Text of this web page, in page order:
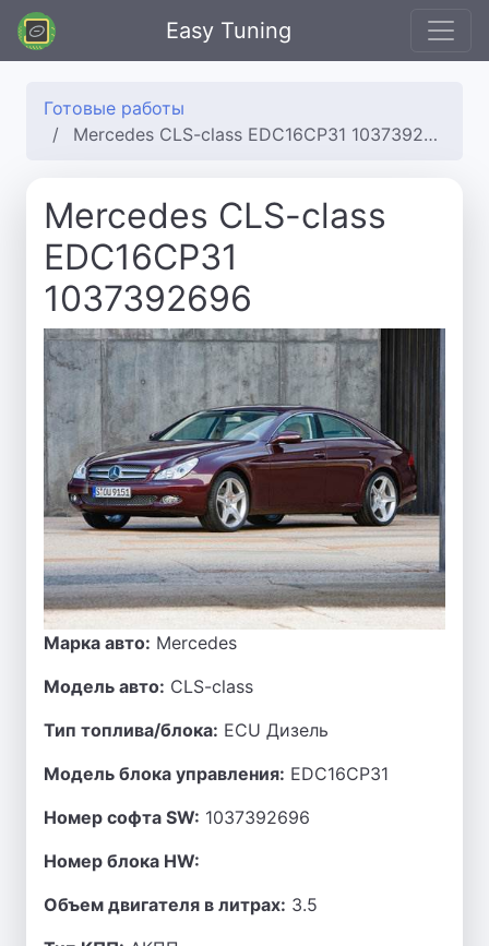
Easy Tuning
Готовые работы
Mercedes CLS-class EDC16CP31 1037392696
Mercedes CLS-class
EDC16CP31
1037392696
Марка авто: Mercedes
Модель авто: CLS-class
Тип топлива/блока: ECU Дизель
Модель блока управления: EDC16CP31
Номер софта SW: 1037392696
Номер блока HW:
Объем двигателя в литрах: 3.5